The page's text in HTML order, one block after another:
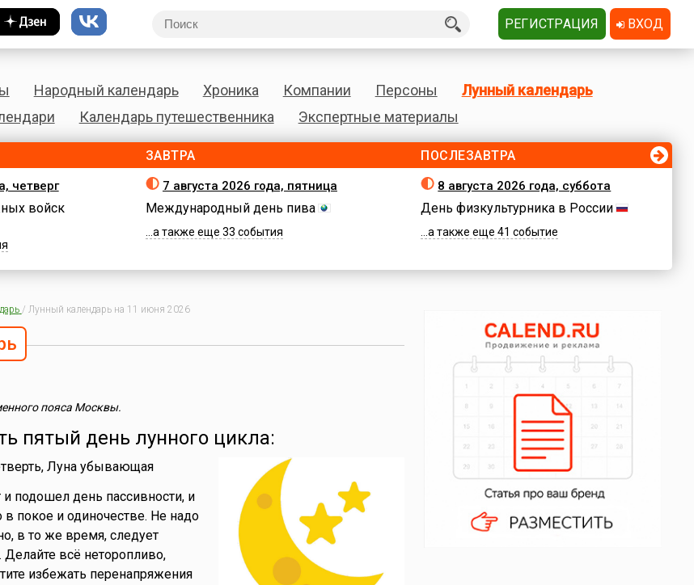
Народный календарь Хроника Компании Персоны
Лунный календарь
Календарь путешественника Экспертные материалы
четверг
войск
ЗАВТРА
7 августа 2026 года, пятница
Международный день пива
...а также еще 33 события
ПОСЛЕЗАВТРА
8 августа 2026 года, суббота
День физкультурника в России
...а также еще 41 событие
/ Лунный календарь на 11 июня 2026
пояса Москвы.
пятый день лунного цикла:
Луна убывающая
подошел день пассивности, и
в покое и одиночестве. Не надо
в то же время, следует
всё неторопливо,
избежать перенапряжения
РЕГИСТРАЦИЯ ВХОД